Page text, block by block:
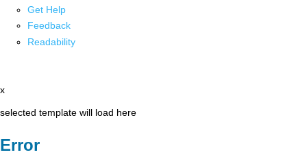
Get Help
Feedback
Readability
x
selected template will load here
Error